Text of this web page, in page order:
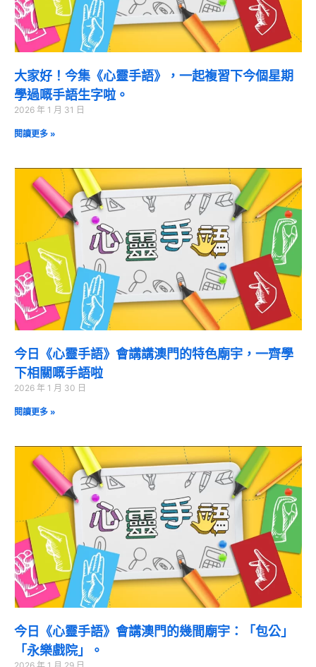
大家好！今集《心靈手語》，一起複習下今個星期
學過嘅手語生字啦。
2026 年 1 月 31 日
閱讀更多 »
今日《心靈手語》會講講澳門的特色廟宇，一齊學
下相關嘅手語啦
2026 年 1 月 30 日
閱讀更多 »
今日《心靈手語》會講澳門的幾間廟宇：「包公」
「永樂戲院」。